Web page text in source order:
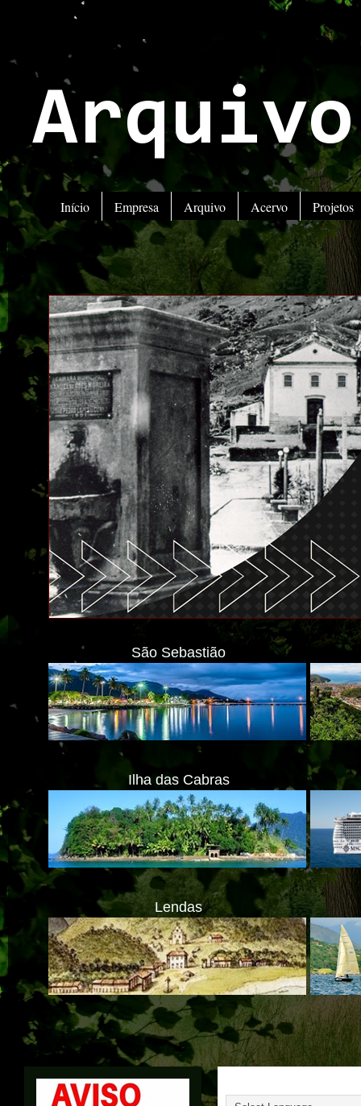
Início Empresa Arquivo Acervo Projetos
São Sebastião
Ilha das Cabras
Lendas